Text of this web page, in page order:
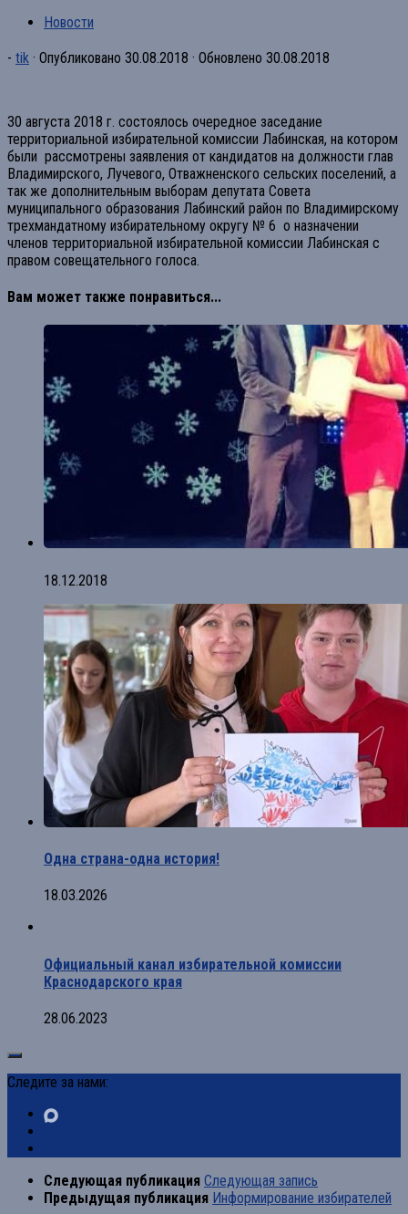
Новости
- tik · Опубликовано 30.08.2018 · Обновлено 30.08.2018
30 августа 2018 г. состоялось очередное заседание
территориальной избирательной комиссии Лабинская, на котором
были рассмотрены заявления от кандидатов на должности глав
Владимирского, Лучевого, Отважненского сельских поселений, а
так же дополнительным выборам депутата Совета
муниципального образования Лабинский район по Владимирскому
трехмандатному избирательному округу № 6 о назначении
членов территориальной избирательной комиссии Лабинская с
правом совещательного голоса.
Вам может также понравиться...
18.12.2018
Одна страна-одна история!
18.03.2026
Официальный канал избирательной комиссии
Краснодарского края
28.06.2023
Следите за нами:
Следующая публикация Следующая запись
Предыдущая публикация Информирование избирателей